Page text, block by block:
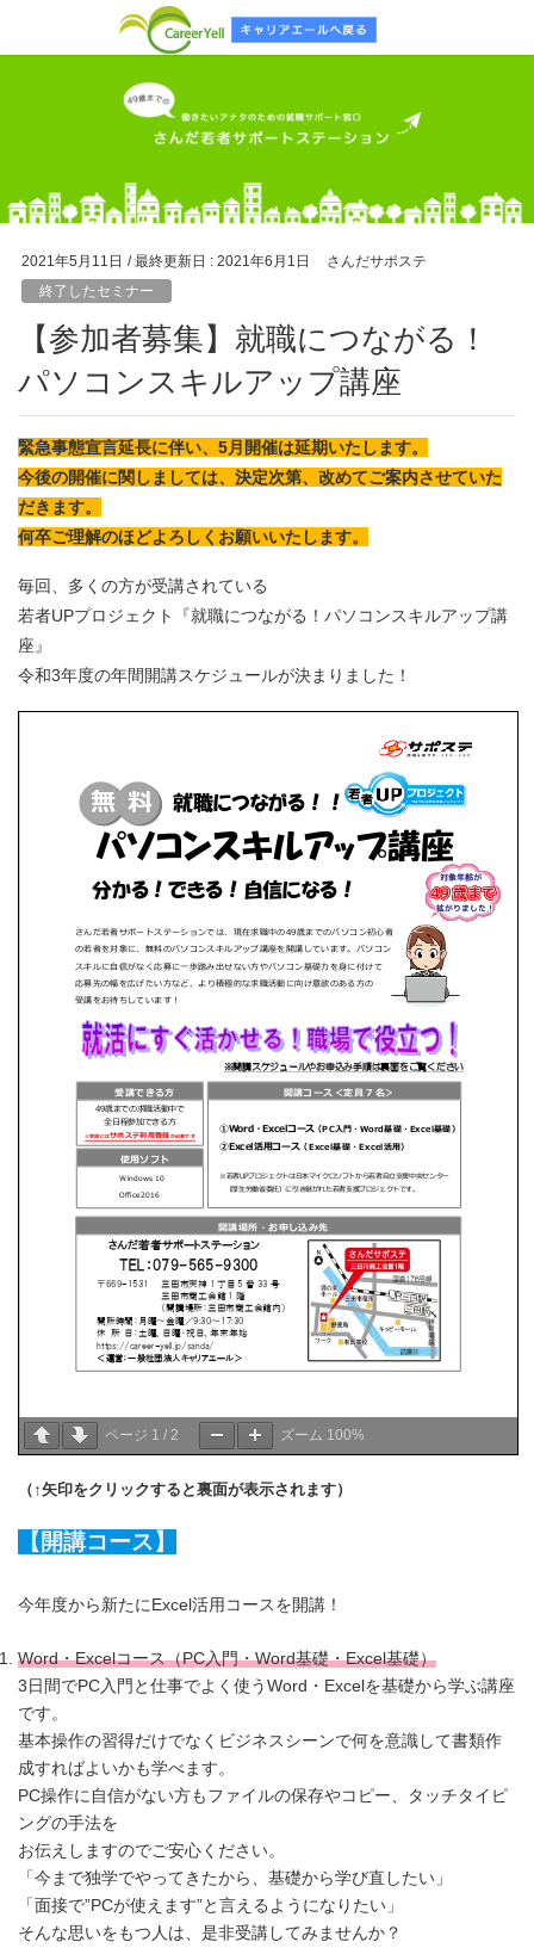
2021年5月11日 / 最終更新日 : 2021年6月1日
さんだサポステ
終了したセミナー
【参加者募集】就職につながる！
パソコンスキルアップ講座
緊急事態宣言延長に伴い、5月開催は延期いたします。
今後の開催に関しましては、決定次第、改めてご案内させていた
だきます。
何卒ご理解のほどよろしくお願いいたします。
毎回、多くの方が受講されている
若者UPプロジェクト『就職につながる！パソコンスキルアップ講
座』
令和3年度の年間開講スケジュールが決まりました！
ページ 1 / 2 ズーム 100%
（↑矢印をクリックすると裏面が表示されます）
【開講コース】
今年度から新たにExcel活用コースを開講！
Word・Excelコース（PC入門・Word基礎・Excel基礎）
3日間でPC入門と仕事でよく使うWord・Excelを基礎から学ぶ講座
です。
基本操作の習得だけでなくビジネスシーンで何を意識して書類作
成すればよいかも学べます。
PC操作に自信がない方もファイルの保存やコピー、タッチタイピ
ングの手法を
お伝えしますのでご安心ください。
「今まで独学でやってきたから、基礎から学び直したい」
「面接で”PCが使えます”と言えるようになりたい」
そんな思いをもつ人は、是非受講してみませんか？